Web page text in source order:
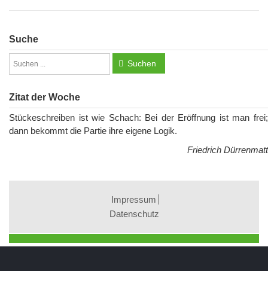
Suche
Suchen
Zitat der Woche
Stückeschreiben ist wie Schach: Bei der Eröffnung ist man frei;
dann bekommt die Partie ihre eigene Logik.
Friedrich Dürrenmatt
Impressum
Datenschutz